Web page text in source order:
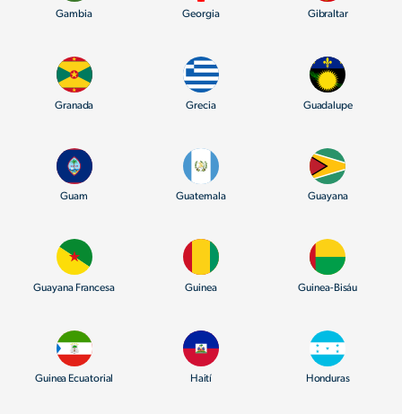
Gambia Georgia Gibraltar
Granada Grecia Guadalupe
Guam Guatemala Guayana
Guayana Francesa Guinea Guinea-Bisáu
Guinea Ecuatorial Haití Honduras